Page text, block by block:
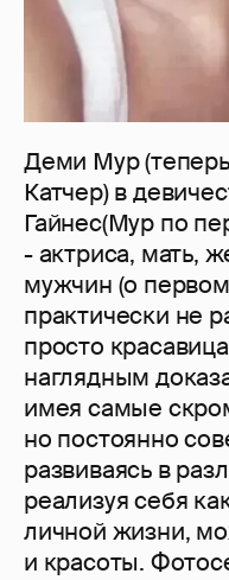
Деми Мур
Катчер) в
Гайнес(Мур по
- актриса, мать,
мужчин (о
практически не
просто
наглядным
имея самые
но постоянно
развиваясь в
реализуя себя
личной жизни,
и красоты.